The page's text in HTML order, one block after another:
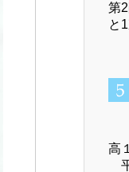
第
と
高